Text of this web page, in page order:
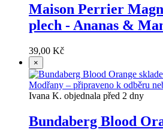
Maison Perrier
plech - Ananas &
39,00 Kč
×
Ivana K. objednala před 2 dny
Bundaberg Blood